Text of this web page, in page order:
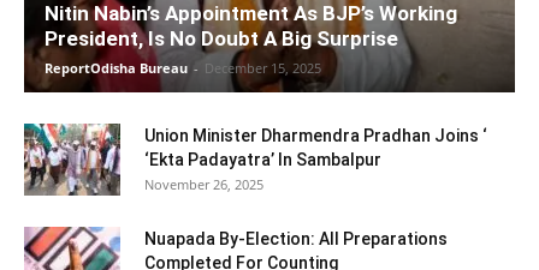
Nitin Nabin’s Appointment As BJP’s Working
President, Is No Doubt A Big Surprise
ReportOdisha Bureau - December 15, 2025
Union Minister Dharmendra Pradhan Joins ‘
‘Ekta Padayatra’ In Sambalpur
November 26, 2025
Nuapada By-Election: All Preparations
Completed For Counting